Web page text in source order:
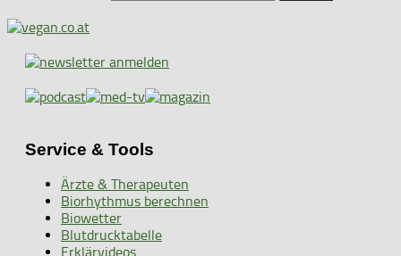
Service & Tools
Ärzte & Therapeuten
Biorhythmus berechnen
Biowetter
Blutdrucktabelle
Erklärvideos